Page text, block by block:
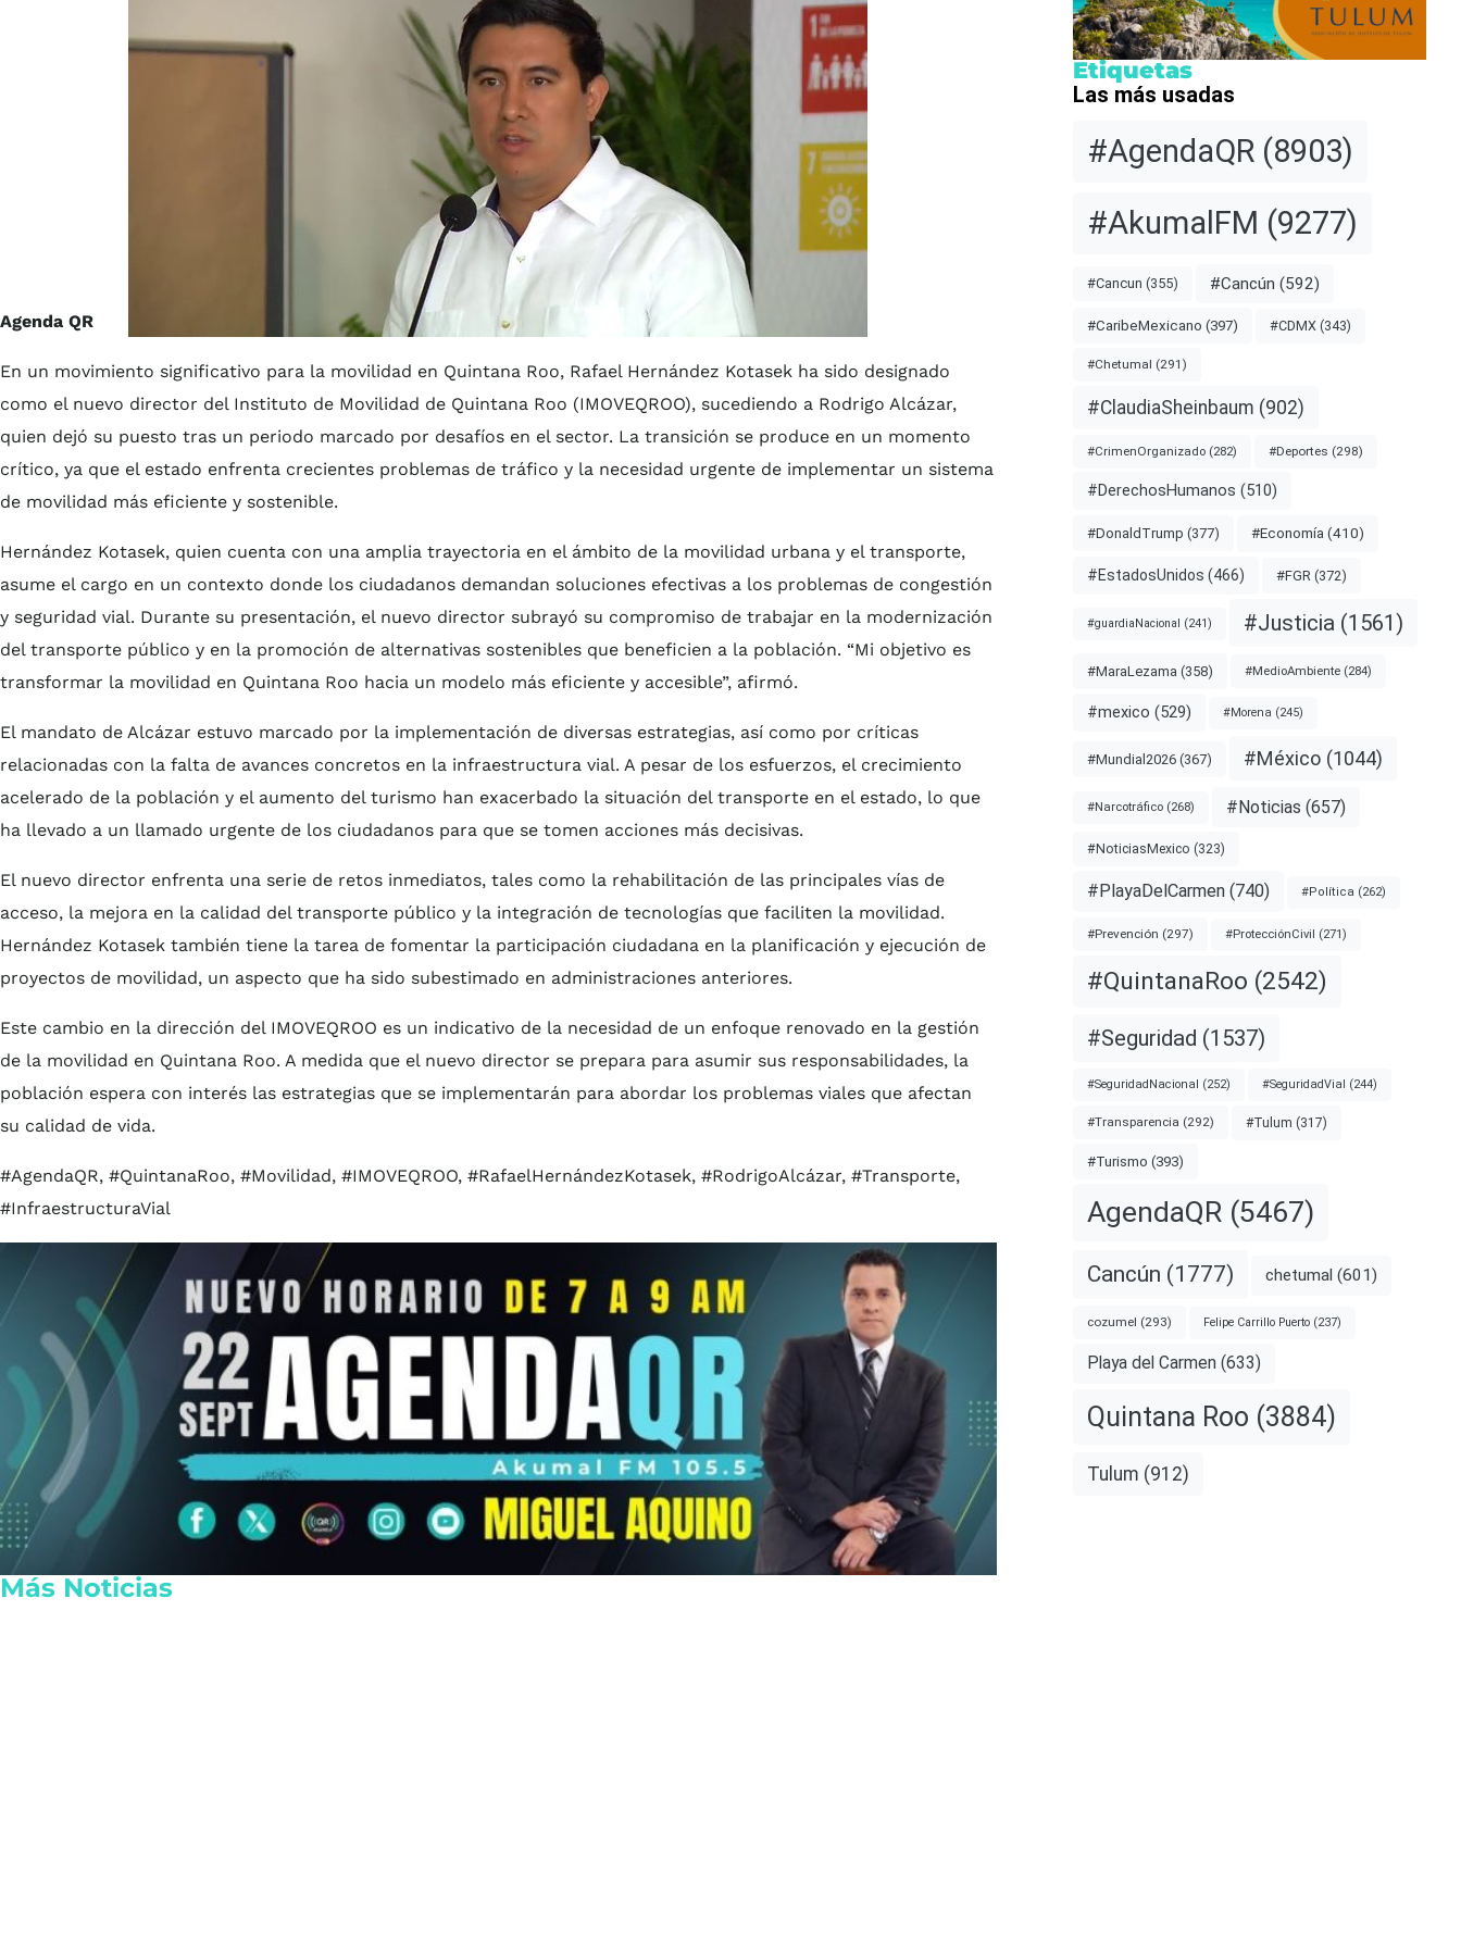
Agenda QR
En un movimiento significativo para la movilidad en Quintana Roo, Rafael Hernández Kotasek ha sido designado
como el nuevo director del Instituto de Movilidad de Quintana Roo (IMOVEQROO), sucediendo a Rodrigo Alcázar,
quien dejó su puesto tras un periodo marcado por desafíos en el sector. La transición se produce en un momento
crítico, ya que el estado enfrenta crecientes problemas de tráfico y la necesidad urgente de implementar un sistema
de movilidad más eficiente y sostenible.
Hernández Kotasek, quien cuenta con una amplia trayectoria en el ámbito de la movilidad urbana y el transporte,
asume el cargo en un contexto donde los ciudadanos demandan soluciones efectivas a los problemas de congestión
y seguridad vial. Durante su presentación, el nuevo director subrayó su compromiso de trabajar en la modernización
del transporte público y en la promoción de alternativas sostenibles que beneficien a la población. “Mi objetivo es
transformar la movilidad en Quintana Roo hacia un modelo más eficiente y accesible”, afirmó.
El mandato de Alcázar estuvo marcado por la implementación de diversas estrategias, así como por críticas
relacionadas con la falta de avances concretos en la infraestructura vial. A pesar de los esfuerzos, el crecimiento
acelerado de la población y el aumento del turismo han exacerbado la situación del transporte en el estado, lo que
ha llevado a un llamado urgente de los ciudadanos para que se tomen acciones más decisivas.
El nuevo director enfrenta una serie de retos inmediatos, tales como la rehabilitación de las principales vías de
acceso, la mejora en la calidad del transporte público y la integración de tecnologías que faciliten la movilidad.
Hernández Kotasek también tiene la tarea de fomentar la participación ciudadana en la planificación y ejecución de
proyectos de movilidad, un aspecto que ha sido subestimado en administraciones anteriores.
Este cambio en la dirección del IMOVEQROO es un indicativo de la necesidad de un enfoque renovado en la gestión
de la movilidad en Quintana Roo. A medida que el nuevo director se prepara para asumir sus responsabilidades, la
población espera con interés las estrategias que se implementarán para abordar los problemas viales que afectan
su calidad de vida.
#AgendaQR, #QuintanaRoo, #Movilidad, #IMOVEQROO, #RafaelHernándezKotasek, #RodrigoAlcázar, #Transporte,
#InfraestructuraVial
Más Noticias
Etiquetas
Las más usadas
#AgendaQR(8903)
#AkumalFM (9277)
#Cancun (355) #Cancún (592)
#CaribeMexicano (397) #CDMX(343)
#Chetumal (291)
#ClaudiaSheinbaum (902)
#CrimenOrganizado(282) #Deportes (298)
#DerechosHumanos (510)
#DonaldTrump (377) #Economía (410)
#EstadosUnidos (466) #FGR (372)
#guardiaNacional (241) #Justicia (1561)
#MaraLezama (358) #MedioAmbiente(284)
#mexico (529) #Morena (245)
#Mundial2026(367) #México(1044)
#Narcotráfico(268) #Noticias (657)
#NoticiasMexico (323)
#PlayaDelCarmen(740) #Política (262)
#Prevención (297) #ProtecciónCivil (271)
#QuintanaRoo (2542)
#Seguridad (1537)
#SeguridadNacional (252) #SeguridadVial (244)
#Transparencia (292) #Tulum (317)
#Turismo (393)
AgendaQR(5467)
Cancún (1777) chetumal (601)
cozumel (293) Felipe Carrillo Puerto(237)
Playa del Carmen (633)
Quintana Roo (3884)
Tulum (912)